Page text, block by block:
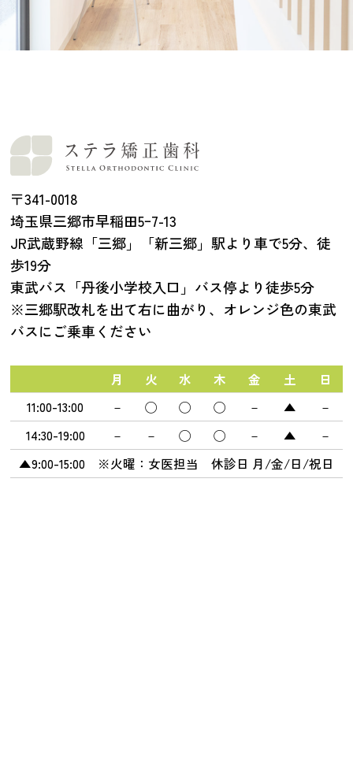
〒341-0018
埼玉県三郷市早稲田5ｰ7-13
JR武蔵野線「三郷」「新三郷」駅より車で5分、徒
歩19分
東武バス「丹後小学校入口」バス停より徒歩5分
※三郷駅改札を出て右に曲がり、オレンジ色の東武
バスにご乗車ください
月 火 水 木 金 土
日
11:00-13:00
－ ◯ ◯ ◯ － ▲
－
14:30-19:00
－ － ◯ ◯ － ▲
－
▲9:00-15:00 ※火曜：女医担当 休診日 月/金/日/祝日